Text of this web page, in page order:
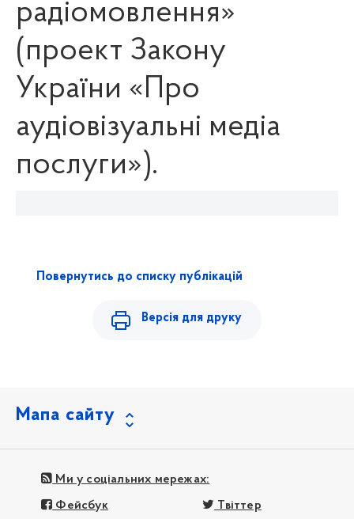
радіомовлення»
(проект Закону
України «Про
аудіовізуальні медіа
послуги»).
Повернутись до списку публікацій
Версія для друку
Мапа сайту
Ми у соціальних мережах:
Фейсбук Твіттер